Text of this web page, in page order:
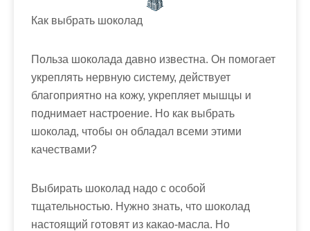
Как выбрать шоколад
Польза шоколада давно известна. Он помогает
укреплять нервную систему, действует
благоприятно на кожу, укрепляет мышцы и
поднимает настроение. Но как выбрать
шоколад, чтобы он обладал всеми этими
качествами?
Выбирать шоколад надо с особой
тщательностью. Нужно знать, что шоколад
настоящий готовят из какао-масла. Но